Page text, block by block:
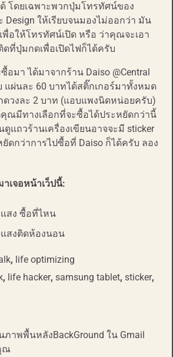
โดยเฉพาะพวกปุ่มโทรทัศน์ของ
Design ให้เรียบจนมองไม่ออกว่า มัน
อให้โทรทัศน์เปิด หรือ ว่าคุณจะเอา
ดที่ปุ่มกดเพื่อเปิดไฟก็ได้ครับ
อมา ได้มาจากร้าน Daiso @Central
แผ่นละ 60 บาทได้สติ๊กเกอร์มาทั้งหมด
ดวงละ 2 บาท (แอบแพงนิดหน่อยครับ)
คุณมีทางเลือกที่จะซื้อได้ประหยัดกว่านี้
ดูแถวร้านเครื่องเขียนอาจจะมี sticker
ยัดกว่าการไปซื้อที่ Daiso ก็ได้ครับ ลอง
เจอหน้าเว็ปนี้:
แสง ซื้อที่ไหน
แสงติดห้องนอน
, life optimizing
, life hacker, samsung tablet, sticker,
ภาพพื้นหลังBackGround ใน Gmail
ณ